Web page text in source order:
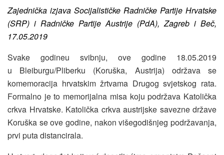
Zajednička izjava Socijalističke Radničke Partije Hrvatske
(SRP) i Radničke Partije Austrije (PdA), Zagreb i Beč,
17.05.2019
Svake godineu svibnju, ove godine 18.05.2019
u Bleiburgu/Pliberku (Koruška, Austrija) održava se
komemoracija hrvatskim žrtvama Drugog svjetskog rata.
Formalno je to memorijalna misa koju podržava Katolička
crkva Hrvatske. Katolička crkva austrijske savezne države
Koruška se ove godine, nakon višegodišnjeg podržavanja,
prvi puta distancirala.